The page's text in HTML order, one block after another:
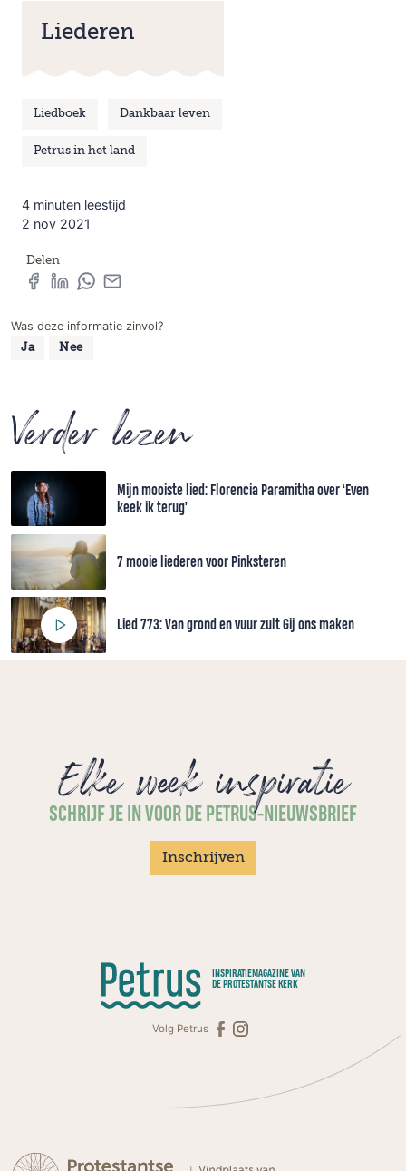
Liederen
Liedboek Dankbaar leven
Petrus in het land
4 minuten leestijd
2 nov 2021
Delen
Was deze informatie zinvol?
Ja Nee
Verder lezen
Mijn mooiste lied: Florencia Paramitha over ‘Even
keek ik terug’
7 mooie liederen voor Pinksteren
Lied 773: Van grond en vuur zult Gij ons maken
Elke week inspiratie
SCHRIJF JE IN VOOR DE PETRUS-NIEUWSBRIEF
Inschrijven
INSPIRATIEMAGAZINE VAN
DE PROTESTANTSE KERK
Volg Petrus